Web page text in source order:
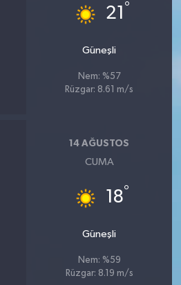
21 °
Güneşli
Nem: %57
Rüzgar: 8.61 m/s
14 AĞUSTOS
CUMA
18°
Güneşli
Nem: %59
Rüzgar: 8.19 m/s